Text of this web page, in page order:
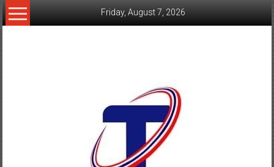
Skip
to
Friday, August 7, 2026